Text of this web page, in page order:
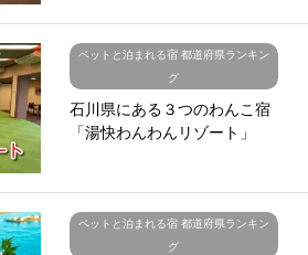
ペットと泊まれる宿 都道府県ランキン
グ
石川県にある３つのわんこ宿
「湯快わんわんリゾート」
ペットと泊まれる宿 都道府県ランキン
グ